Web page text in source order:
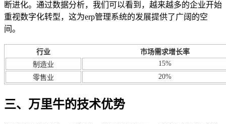
断进化。通过数据分析，我们可以看到，越来越多的企业开始
重视数字化转型，这为erp管理系统的发展提供了广阔的空
间。
行业
市场需求增长率
制造业
15%
零售业
20%
三、万里牛的技术优势